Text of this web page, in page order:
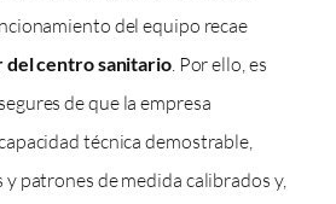
del equipo recae
del centro sanitario. Por ello, es
de que la empresa
técnica demostrable,
patrones de medida calibrados y,